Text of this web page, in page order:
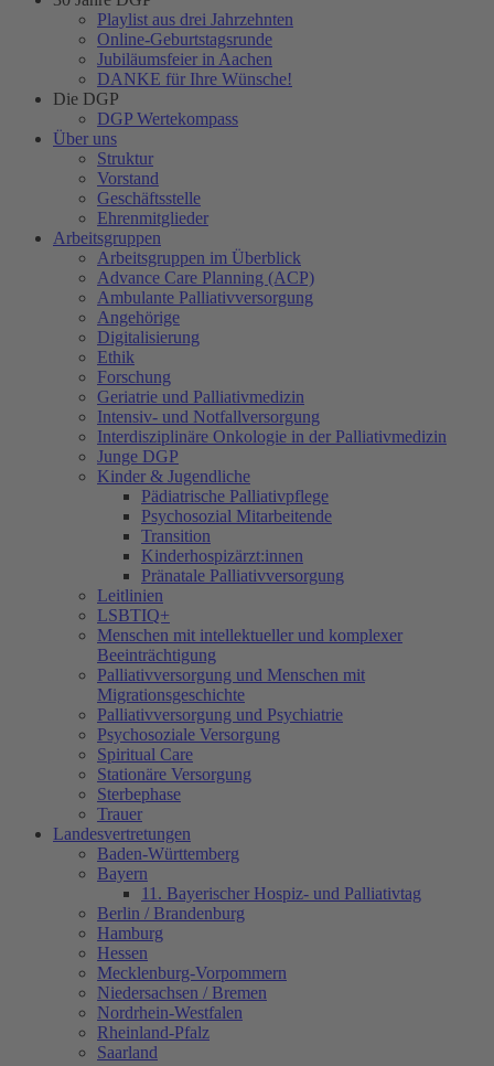
Playlist aus drei Jahrzehnten
Online-Geburtstagsrunde
Jubiläumsfeier in Aachen
DANKE für Ihre Wünsche!
Die DGP
DGP Wertekompass
Über uns
Struktur
Vorstand
Geschäftsstelle
Ehrenmitglieder
Arbeitsgruppen
Arbeitsgruppen im Überblick
Advance Care Planning (ACP)
Ambulante Palliativversorgung
Angehörige
Digitalisierung
Ethik
Forschung
Geriatrie und Palliativmedizin
Intensiv- und Notfallversorgung
Interdisziplinäre Onkologie in der Palliativmedizin
Junge DGP
Kinder & Jugendliche
Pädiatrische Palliativpflege
Psychosozial Mitarbeitende
Transition
Kinderhospizärzt:innen
Pränatale Palliativversorgung
Leitlinien
LSBTIQ+
Menschen mit intellektueller und komplexer
Beeinträchtigung
Palliativversorgung und Menschen mit
Migrationsgeschichte
Palliativversorgung und Psychiatrie
Psychosoziale Versorgung
Spiritual Care
Stationäre Versorgung
Sterbephase
Trauer
Landesvertretungen
Baden-Württemberg
Bayern
11. Bayerischer Hospiz- und Palliativtag
Berlin / Brandenburg
Hamburg
Hessen
Mecklenburg-Vorpommern
Niedersachsen / Bremen
Nordrhein-Westfalen
Rheinland-Pfalz
Saarland